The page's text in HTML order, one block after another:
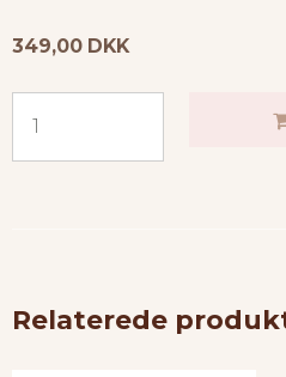
349,00 DKK
Relaterede